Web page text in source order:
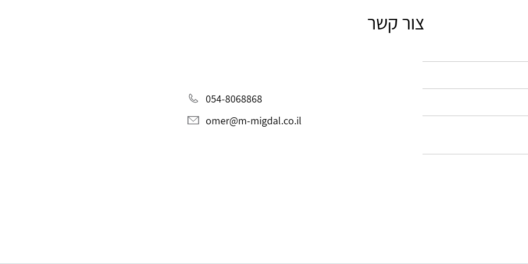
צור קשר
054-8068868
omer@m-migdal.co.il